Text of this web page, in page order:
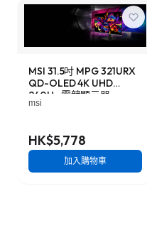
MSI 31.5吋 MPG 321URX
QD-OLED 4K UHD
240Hz 電競顯示器
msi
HK$5,778
加入購物車